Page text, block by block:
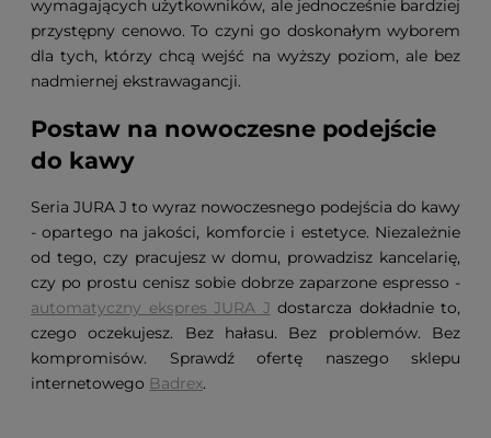
wymagających użytkowników, ale jednocześnie bardziej
przystępny cenowo. To czyni go doskonałym wyborem
dla tych, którzy chcą wejść na wyższy poziom, ale bez
nadmiernej ekstrawagancji.
Postaw na nowoczesne podejście
do kawy
Seria JURA J to wyraz nowoczesnego podejścia do kawy
- opartego na jakości, komforcie i estetyce. Niezależnie
od tego, czy pracujesz w domu, prowadzisz kancelarię,
czy po prostu cenisz sobie dobrze zaparzone espresso -
automatyczny ekspres JURA J dostarcza dokładnie to,
czego oczekujesz. Bez hałasu. Bez problemów. Bez
kompromisów. Sprawdź ofertę naszego sklepu
internetowego Badrex.